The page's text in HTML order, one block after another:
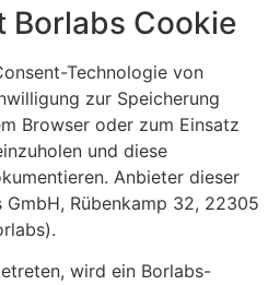
Borlabs Cookie
Technologie von
zur Speicherung
Browser oder zum Einsatz
und diese
Anbieter dieser
Rübenkamp 32, 22305
wird ein Borlabs-